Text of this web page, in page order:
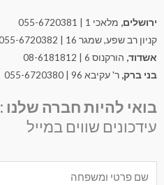
ירושלים,מלאכי 1 | 055-6720381
קניון רב שפע, שמגר 16 | 055-6720382
אשדוד,הורקנוס 6 | 08-6181812
בני ברק,ר' עקיבא 96 | 055-6720380
בואי להיות חברה שלנו :)
עידכונים שווים במייל